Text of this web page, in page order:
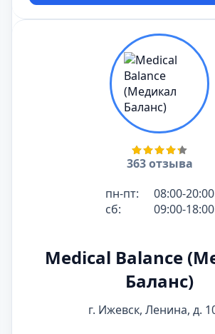
363 отзыва
пн-пт:
08:00-20:00
сб:
09:00-18:00
Medical Balance
Баланс)
г. Ижевск, Ленина, д.